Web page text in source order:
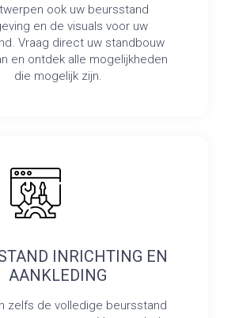
ook uw beursstand
en de visuals voor uw
Vraag direct uw standbouw
en ontdek alle mogelijkheden
die mogelijk zijn.
INRICHTING EN
AANKLEDING
zelfs de volledige beursstand